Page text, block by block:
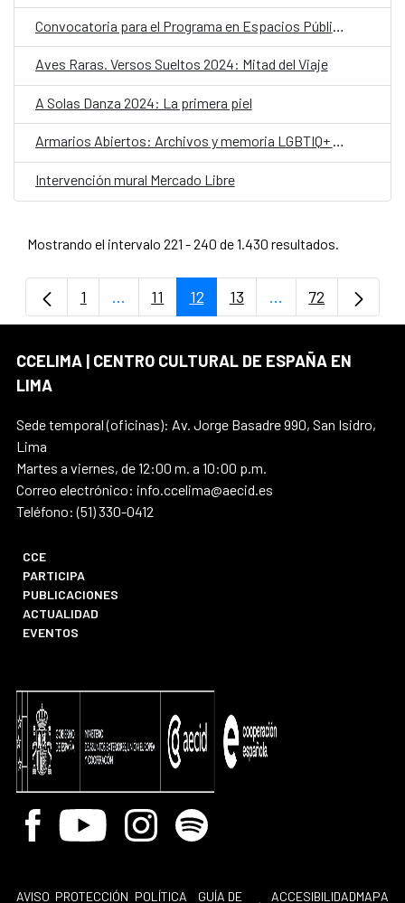
Aves Raras. Versos Sueltos 2024: Mitad del Viaje
A Solas Danza 2024: La primera piel
Armarios Abiertos: Archivos y memoria LGBTIQ+ en Iberoamérica
Intervención mural Mercado Libre
Mostrando el intervalo 221 - 240 de 1.430 resultados.
Página
1 ...Páginas intermedias Use TAB para
Página
11 Página
12 Página
13 ...PáginasPágina
72
CCELIMA | CENTRO CULTURAL DE ESPAÑA EN
LIMA
Sede temporal (oficinas): Av. Jorge Basadre 990, San Isidro,
Lima
Martes a viernes, de 12:00 m. a 10:00 p.m.
Correo electrónico: info.ccelima@aecid.es
Teléfono: (51) 330-0412
CCE
PARTICIPA
PUBLICACIONES
ACTUALIDAD
EVENTOS
Facebook
Youtube InstagramSpotify
AVISO PROTECCIÓN POLÍTICA
GUÍA DE
ACCESIBILIDADMAPA